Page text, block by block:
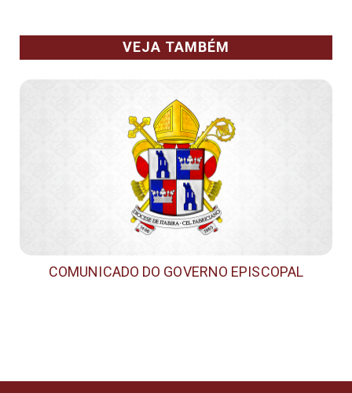
VEJA TAMBÉM
COMUNICADO DO GOVERNO EPISCOPAL